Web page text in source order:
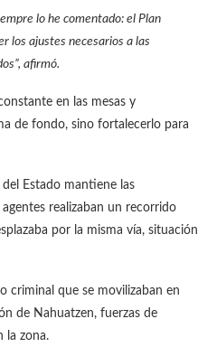
lo he comentado: el Plan
los ajustes necesarios a las
afirmó.
en las mesas y
de fondo, sino fortalecerlo para
Estado mantiene las
realizaban un recorrido
por la misma vía, situación
criminal que se movilizaban en
de Nahuatzen, fuerzas de
la zona.